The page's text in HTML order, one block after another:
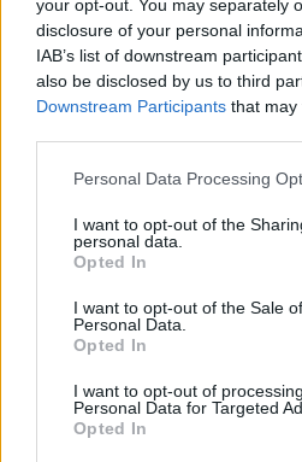
your opt-out. You may separately
disclosure of your personal
IAB’s list of downstream
also be disclosed by us to third
Downstream Participants that may
Please note that this website/app
not limited to your visit or usage
grant or deny consent to Google
use your data for below specified
consent section.
Personal Data Processing
I want to opt-out of the
personal data.
Opted In
I want to opt-out of the Sale
Personal Data.
Opted In
I want to opt-out of
Personal Data for Targeted
Opted In
16:1525.04.17
Ο Χρυσός Φοίνικας φέτος
διαμαντένιος!